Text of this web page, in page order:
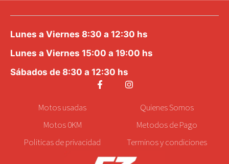
Lunes a Viernes 8:30 a 12:30 hs
Lunes a Viernes 15:00 a 19:00 hs
Sábados de 8:30 a 12:30 hs
Motosusadas
Motos 0KM
Politicas de privacidad
Quienes Somos
Metodos de Pago
Terminos y condiciones